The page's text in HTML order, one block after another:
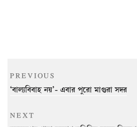
navigation
Previous
Post
PREVIOUS
‘বাল্যবিবাহ নয়’- এবার পুরো মাগুরা সদর
Next
NEXT